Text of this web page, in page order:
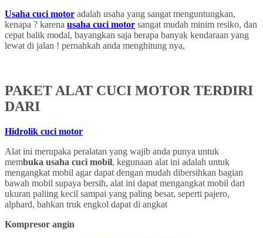
Usaha cuci motor adalah usaha yang sangat menguntungkan,
kenapa ? karena usaha cuci motor sangat mudah minim resiko, dan
cepat balik modal, bayangkan saja berapa banyak kendaraan yang
lewat di jalan ! pernahkah anda menghitung nya,
PAKET ALAT CUCI MOTOR TERDIRI
DARI
Hidrolik cuci motor
Alat ini merupaka peralatan yang wajib anda punya untuk
membuka usaha cuci mobil, kegunaan alat ini adalah untuk
mengangkat mobil agar dapat dengan mudah dibersihkan bagian
bawah mobil supaya bersih, alat ini dapat mengangkat mobil dari
ukuran paliing kecil sampai yang paling besar, seperti pajero,
alphard, bahkan truk engkol dapat di angkat
Kompresor angin